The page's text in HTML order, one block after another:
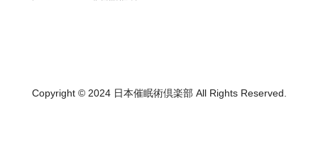
Copyright © 2024 日本催眠術倶楽部 All Rights Reserved.